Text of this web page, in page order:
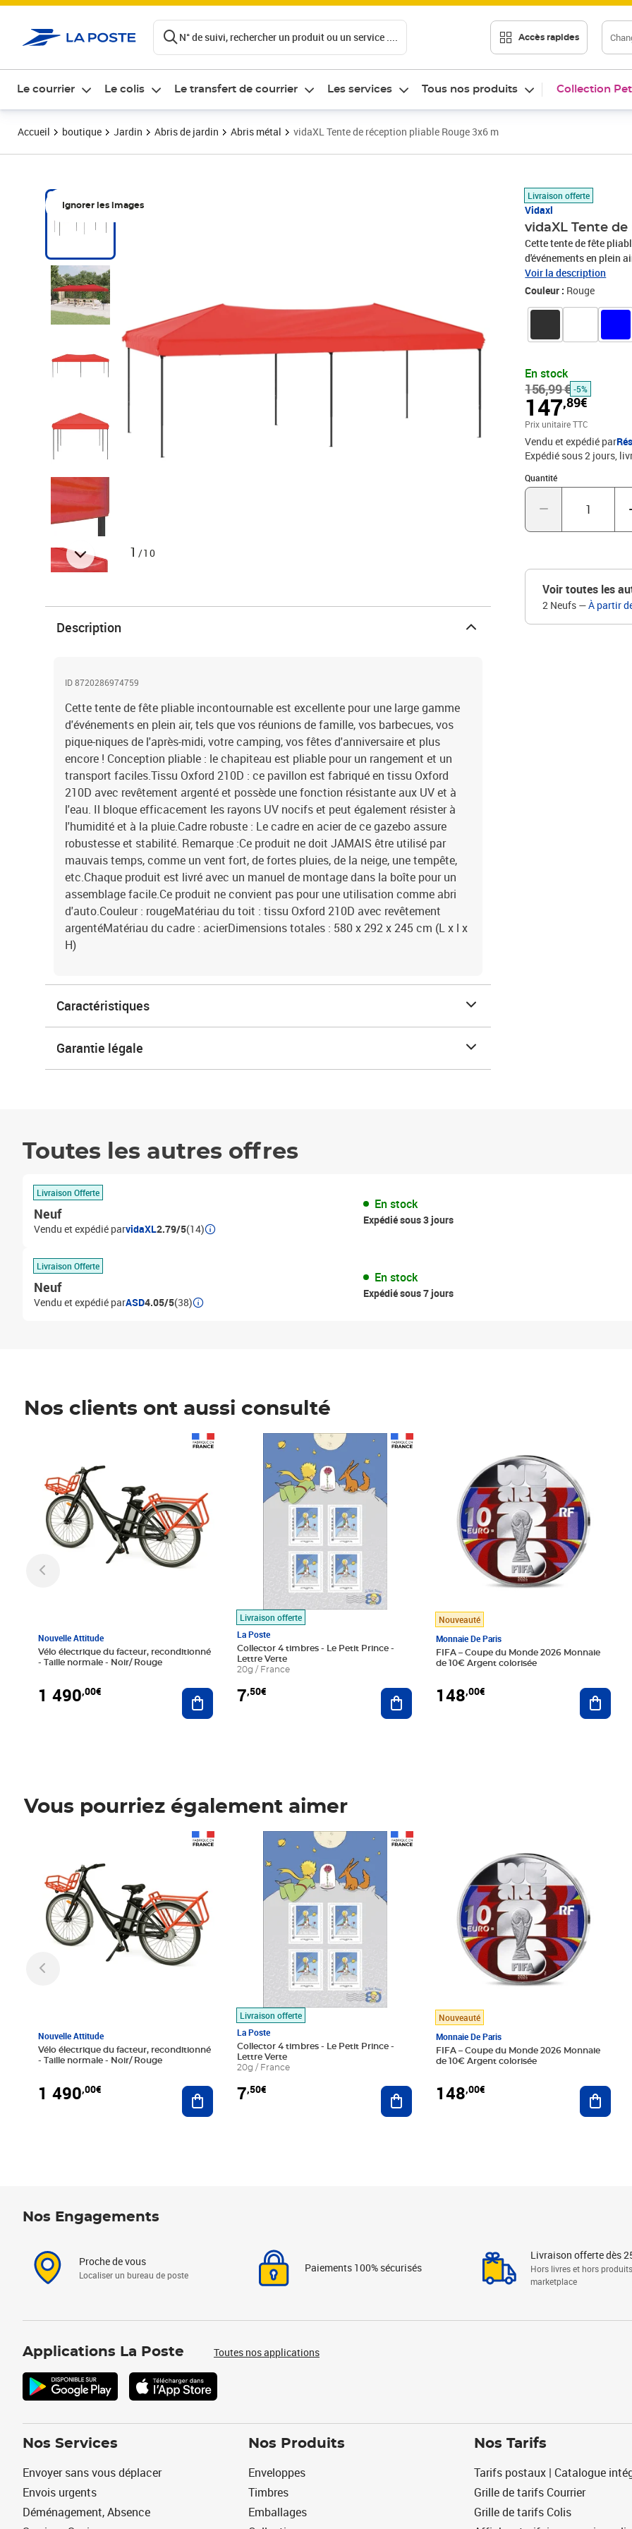
N° de suivi, rechercher un produit ou un service .... Accès rapides
Le courrier Le colis Le transfert de courrier Les services Tous nos produits Collection
Accueil boutique Jardin Abris de jardin Abris métal vidaXL Tente de réception pliable Rouge 3x6 m
Ignorer les images
1 /10
Livraison offerte
Vidaxl
vidaXL Tente
Cette tente de fête
d'événements en plein
niques de l'après-midi,
encore ! Conception
la pluie.Cadre robuste :
comme un vent fort, de
livré avec un manuel
ne convient pas pour
toit : tissu Oxford 210D
totales : 580 x 292 x
Voir la description
Couleur : Rouge
En stock
156,99 €
Prix barré 156,99 €
-5%
147,89€
Prix 147,89€
Prix unitaire TTC
Vendu et expédié par
Expédié sous 2 jours
Quantité
Quantité : 1
Voir toutes les
2 Neufs —À partir
Description
ID 8720286974759
Cette tente de fête pliable incontournable est excellente pour une large gamme
d'événements en plein air, tels que vos réunions de famille, vos barbecues, vos
pique-niques de l'après-midi, votre camping, vos fêtes d'anniversaire et plus
encore ! Conception pliable : le chapiteau est pliable pour un rangement et un
transport faciles.Tissu Oxford 210D : ce pavillon est fabriqué en tissu Oxford
210D avec revêtement argenté et possède une fonction résistante aux UV et à
l'eau. Il bloque efficacement les rayons UV nocifs et peut également résister à
l'humidité et à la pluie.Cadre robuste : Le cadre en acier de ce gazebo assure
robustesse et stabilité. Remarque :Ce produit ne doit JAMAIS être utilisé par
mauvais temps, comme un vent fort, de fortes pluies, de la neige, une tempête,
etc.Chaque produit est livré avec un manuel de montage dans la boîte pour un
assemblage facile.Ce produit ne convient pas pour une utilisation comme abri
d'auto.Couleur : rougeMatériau du toit : tissu Oxford 210D avec revêtement
argentéMatériau du cadre : acierDimensions totales : 580 x 292 x 245 cm (L x l x
H)
Caractéristiques
Garantie légale
Toutes les autres offres
Livraison Offerte
Neuf
Vendu et expédié parvidaXL2.79/5(14)
En stock
Expédié sous 3 jours
Livraison Offerte
Neuf
Vendu et expédié parASD4.05/5(38)
En stock
Expédié sous 7 jours
Nos clients ont aussi consulté
Nouvelle Attitude
Vélo électrique du facteur, reconditionné
- Taille normale - Noir/ Rouge
1 490,00€ Ajouter au panier
Livraison offerte
La Poste
Collector 4 timbres - Le Petit Prince -
Lettre Verte
20g / France
7,50€
Prix 7,50€
Ajouter au panier
Nouveauté
Monnaie De Paris
FIFA – Coupe du Monde 2026 Monnaie
de 10€ Argent colorisée
148,00€
Vous pourriez également aimer
Nouvelle Attitude
Vélo électrique du facteur, reconditionné
- Taille normale - Noir/ Rouge
1 490,00€ Ajouter au panier
Livraison offerte
La Poste
Collector 4 timbres - Le Petit Prince -
Lettre Verte
20g / France
7,50€
Prix 7,50€
Ajouter au panier
Nouveauté
Monnaie De Paris
FIFA – Coupe du Monde 2026 Monnaie
de 10€ Argent colorisée
148,00€
Nos Engagements
Proche de vous
Localiser un bureau de poste
Paiements 100% sécurisés
Livraison offerte dès
Hors livres et hors produits
marketplace
Applications La Poste Toutes nos applications
Nos Services
Envoyer sans vous déplacer
Envois urgents
Déménagement, Absence
Nos Produits
Enveloppes
Timbres
Emballages
Nos Tarifs
Tarifs postaux | Catalogue
Grille de tarifs Courrier
Grille de tarifs Colis